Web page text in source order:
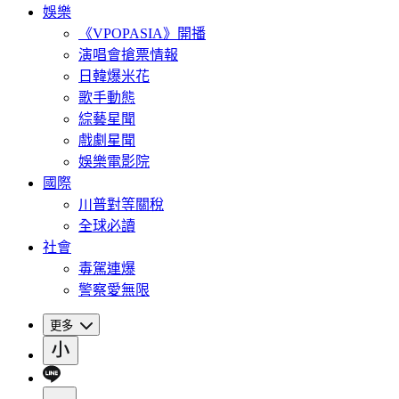
娛樂
《VPOPASIA》開播
演唱會搶票情報
日韓爆米花
歌手動態
綜藝星聞
戲劇星聞
娛樂電影院
國際
川普對等關稅
全球必讀
社會
毒駕連爆
警察愛無限
更多